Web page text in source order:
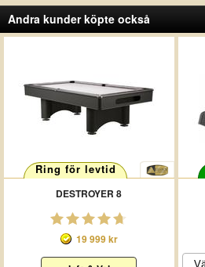
Andra kunder köpte också
Ring för levtid
DESTROYER 8
19 999 kr